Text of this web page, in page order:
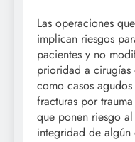
Las operaciones
implican riesgos
pacientes y no
prioridad a cirugías
como casos
fracturas por
que ponen riesgo
integridad de algún